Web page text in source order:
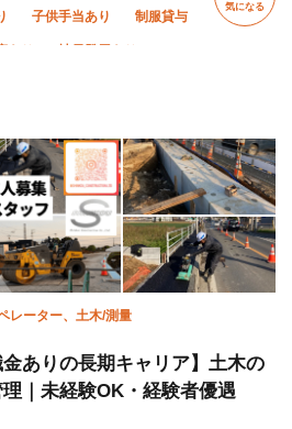
子供手当あり 制服貸与
あり 社員登用あり
年末年始休暇
気になる
レーター、土木/測量
金ありの長期キャリア】土木の
｜未経験OK・経験者優遇